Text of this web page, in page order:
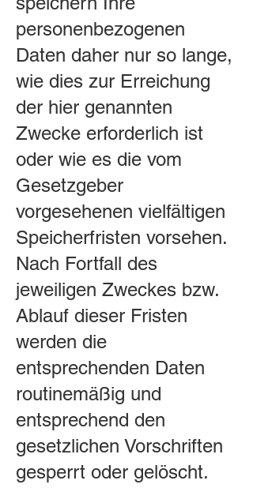
personenbezogenen
Daten daher nur so lange,
wie dies zur Erreichung
der hier genannten
Zwecke erforderlich ist
oder wie es die vom
Gesetzgeber
vorgesehenen vielfältigen
Speicherfristen vorsehen.
Nach Fortfall des
jeweiligen Zweckes bzw.
Ablauf dieser Fristen
werden die
entsprechenden Daten
routinemäßig und
entsprechend den
gesetzlichen Vorschriften
gesperrt oder gelöscht.